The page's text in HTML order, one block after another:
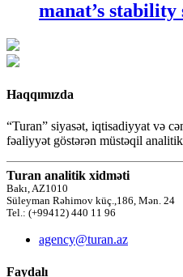
manat’s
Haqqımızda
“Turan” siyasət, iqtisadiyyat və
fəaliyyət göstərən müstəqil
Turan analitik xidməti
Bakı, AZ1010
Süleyman Rəhimov küç.,186, Mən. 24
Tel.: (+99412) 440 11 96
agency@turan.az
Faydalı